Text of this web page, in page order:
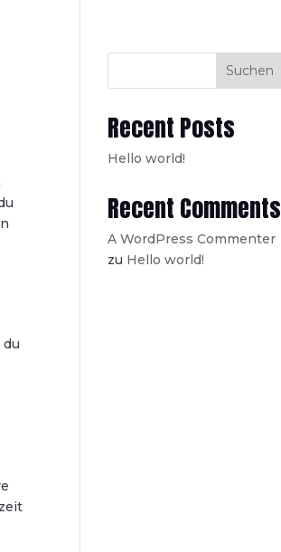
Suchen
Recent Posts
Hello world!
Recent Comments
A WordPress Commenter
zu Hello world!